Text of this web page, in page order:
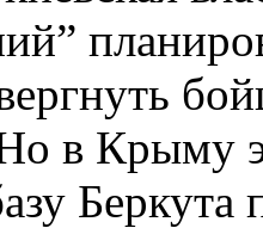
в Крыму
Беркута